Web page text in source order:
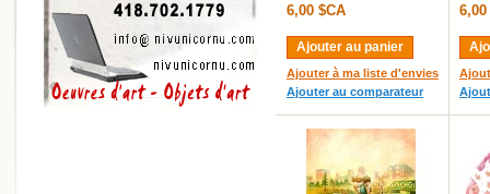
6,00 $CA
Ajouter au panier
Ajouter à ma liste d'envies
Ajouter au comparateur
6,00